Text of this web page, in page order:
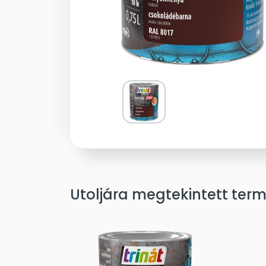
Utoljára megtekintett